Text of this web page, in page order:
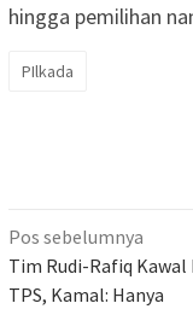
hingga pemilihan
PIlkada
Navigasi
pos
Pos sebelumnya
Tim Rudi-Rafiq
TPS, Kamal: Hanya